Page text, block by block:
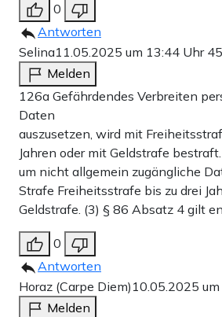
0
Antworten
Selina11.05.2025 um 13:44 Uhr
Melden
126a Gefährdendes Verbreiten
Daten
auszusetzen, wird mit
Jahren oder mit Geldstrafe
um nicht allgemein zugängliche
Strafe Freiheitsstrafe bis zu drei
Geldstrafe. (3) § 86 Absatz 4 gilt
0
Antworten
Horaz (Carpe Diem) 10.05.2025
Melden